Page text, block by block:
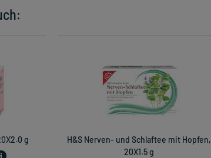
g
H&S Nerven- und Schlaftee mit Hopfen,
20X1.5 g